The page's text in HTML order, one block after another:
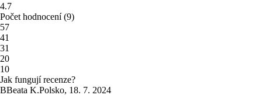
4.7
Počet hodnocení(9)
57
41
31
20
10
Jak fungují recenze?
BBeata K.Polsko, 18. 7. 2024